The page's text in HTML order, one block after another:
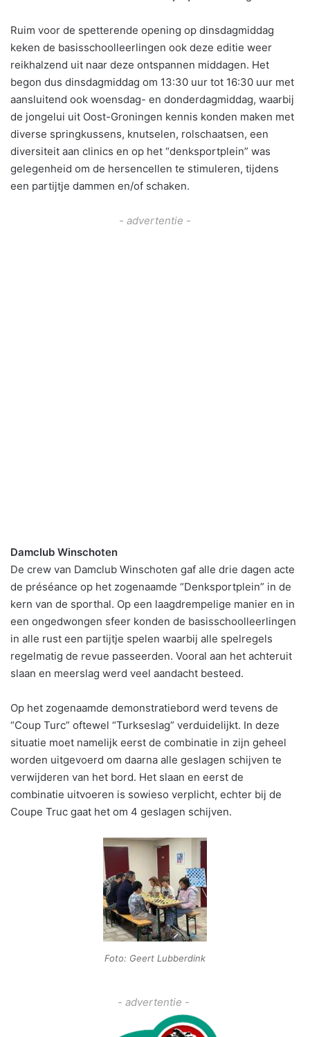
Ruim voor de spetterende opening op dinsdagmiddag
keken de basisschoolleerlingen ook deze editie weer
reikhalzend uit naar deze ontspannen middagen. Het
begon dus dinsdagmiddag om 13:30 uur tot 16:30 uur met
aansluitend ook woensdag- en donderdagmiddag, waarbij
de jongelui uit Oost-Groningen kennis konden maken met
diverse springkussens, knutselen, rolschaatsen, een
diversiteit aan clinics en op het “denksportplein” was
gelegenheid om de hersencellen te stimuleren, tijdens
een partijtje dammen en/of schaken.
- advertentie -
Damclub Winschoten
De crew van Damclub Winschoten gaf alle drie dagen acte
de préséance op het zogenaamde “Denksportplein” in de
kern van de sporthal. Op een laagdrempelige manier en in
een ongedwongen sfeer konden de basisschoolleerlingen
in alle rust een partijtje spelen waarbij alle spelregels
regelmatig de revue passeerden. Vooral aan het achteruit
slaan en meerslag werd veel aandacht besteed.
Op het zogenaamde demonstratiebord werd tevens de
“Coup Turc” oftewel “Turkseslag” verduidelijkt. In deze
situatie moet namelijk eerst de combinatie in zijn geheel
worden uitgevoerd om daarna alle geslagen schijven te
verwijderen van het bord. Het slaan en eerst de
combinatie uitvoeren is sowieso verplicht, echter bij de
Coupe Truc gaat het om 4 geslagen schijven.
Foto: Geert Lubberdink
- advertentie -